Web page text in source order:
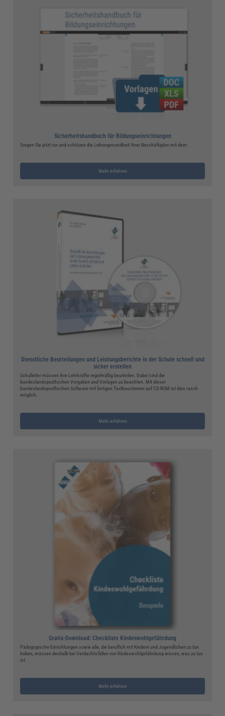
Sicherheitshandbuch für Bildungseinrichtungen
Sorgen Sie jetzt vor und schützen die Lehrergesundheit Ihrer Beschäftigten mit dem:
Mehr erfahren
Dienstliche Beurteilungen und Leistungsberichte in der Schule schnell und
sicher erstellen
Schulleiter müssen ihre Lehrkräfte regelmäßig beurteilen. Dabei sind die
bundeslandspezifischen Vorgaben und Vorlagen zu beachten. Mit dieser
bundeslandspezifischen Software mit fertigen Textbausteinen auf CD-ROM ist dies rasch
möglich.
Mehr erfahren
Gratis-Download: Checkliste Kindeswohlgefährdung
Pädagogische Einrichtungen sowie alle, die beruflich mit Kindern und Jugendlichen zu tun
haben, müssen deshalb bei Verdachtsfällen von Kindeswohlgefährdung wissen, was zu tun
ist.
Mehr erfahren